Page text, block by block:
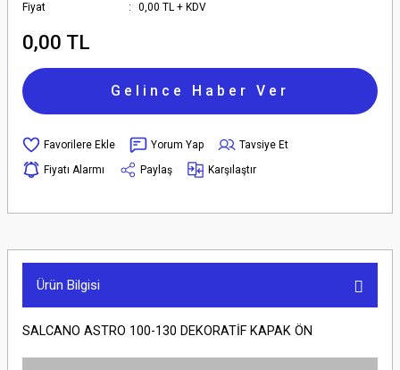
Fiyat
0,00 TL + KDV
0,00 TL
Gelince Haber Ver
Yorum Yap
Tavsiye Et
Fiyatı Alarmı
Paylaş Karşılaştır
Ürün Bilgisi
SALCANO ASTRO 100-130 DEKORATİF KAPAK ÖN